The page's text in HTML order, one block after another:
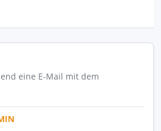
eine E-Mail mit dem